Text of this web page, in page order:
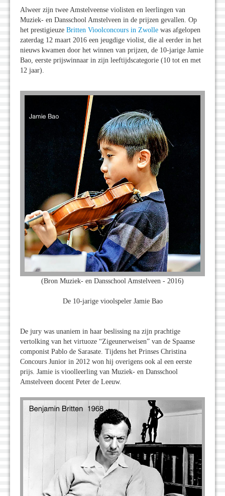
Alweer zijn twee Amstelveense violisten en leerlingen van
Muziek- en Dansschool Amstelveen in de prijzen gevallen. Op
het prestigieuze Britten Vioolconcours in Zwolle was afgelopen
zaterdag 12 maart 2016 een jeugdige violist, die al eerder in het
nieuws kwamen door het winnen van prijzen, de 10-jarige Jamie
Bao, eerste prijswinnaar in zijn leeftijdscategorie (10 tot en met
12 jaar).
(Bron Muziek- en Dansschool Amstelveen - 2016)
De 10-jarige vioolspeler Jamie Bao
De jury was unaniem in haar beslissing na zijn prachtige
vertolking van het virtuoze “Zigeunerweisen” van de Spaanse
componist Pablo de Sarasate. Tijdens het Prinses Christina
Concours Junior in 2012 won hij overigens ook al een eerste
prijs. Jamie is vioolleerling van Muziek- en Dansschool
Amstelveen docent Peter de Leeuw.